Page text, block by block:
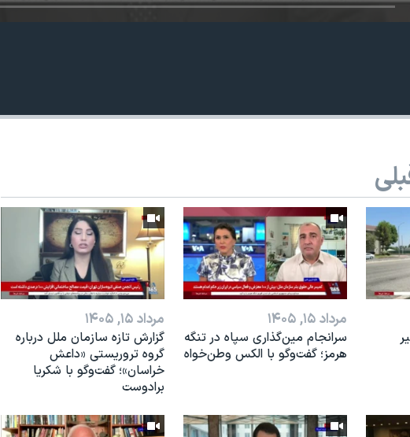
مرداد ۱۵, ۱۴۰۵
سرانجام مین‌گذاری‌ سپاه در تنگه
هرمز؛ گفت‌وگو با الکس وطن‌خواه
مرداد ۱۵, ۱۴۰۵
گزارش تازه سازمان ملل درباره
گروه تروریستی «داعش
خراسان»؛ گفت‌وگو با شکریا
برادوست